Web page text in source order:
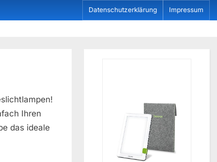
Datenschutzerklärung Impressum
Ihren
das ideale